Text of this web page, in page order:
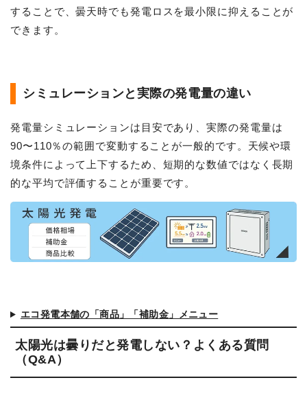
することで、曇天時でも発電ロスを最小限に抑えることが
できます。
シミュレーションと実際の発電量の違い
発電量シミュレーションは目安であり、実際の発電量は
90〜110％の範囲で変動することが一般的です。天候や環
境条件によって上下するため、短期的な数値ではなく長期
的な平均で評価することが重要です。
エコ発電本舗の「商品」「補助金」メニュー
太陽光は曇りだと発電しない？よくある質問
（Q&A）